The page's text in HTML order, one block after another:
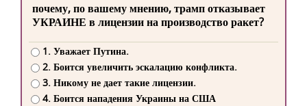
почему, по вашему мнению, трамп отказывает
УКРАИНЕ в лицензии на производство ракет?
1. Уважает Путина.
2. Боится увеличить эскалацию конфликта.
3. Никому не дает такие лицензии.
4. Боится нападения Украины на США